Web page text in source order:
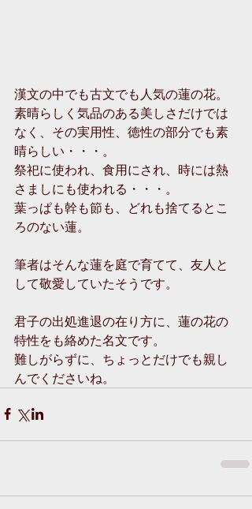
漢文の中でも古文でも人気の蓮の花。
素晴らしく気品のある美しさだけでは
なく、その実用性、徳性の部分でも素
晴らしい・・・。
祭祀に使われ、食用にされ、時には熱
さましにも使われる・・・。
葉っぱも幹も節も、どれも捨てるとこ
ろのない蓮。
筆者はそんな蓮を庭で育てて、友人と
して敬愛していたそうです。
君子の出処進退の在り方に、蓮の花の
特性をも絡めた名文です。
難しがらずに、ちょっとだけでも親し
んでくださいね。